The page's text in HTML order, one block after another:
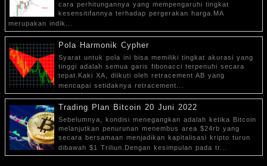
cara perhitungannya yang mempengaruhi tingkat
kesensitifannya terhadap pergerakan harga.MA
merupakan indik...
Pola Harmonik Cypher
Syarat untuk pola ini bisa memiliki tingkat akurasi yang
tinggi adalah semua garis fibonacci terpenuhi secara
tepat.Kaki XA, diikuti oleh retracement AB yang
mencapai setidaknya retracement...
Trading Plan Bitcoin 20 Juni 2022
Sebelumnya, kondisi menegangkan adalah ketika Bitcoin
melanjutkan penurunan menembus area $24rb yang
secara bersamaan menjadikan kapitalisasi kripto turun
dibawah $1 Triliun.Dengan kesimpulan pada tr...